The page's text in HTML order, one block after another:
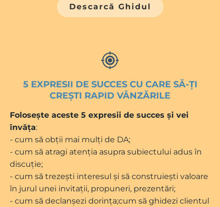
Descarcă Ghidul
5 EXPRESII DE SUCCES CU CARE SĂ-ȚI
CREȘTI RAPID VÂNZĂRILE
Folosește aceste 5 expresii de succes și vei
învăța:
- cum să obții mai mulți de DA;
- cum să atragi atenția asupra subiectului adus în
discuție;
- cum să trezești interesul și să construiești valoare
în jurul unei invitații, propuneri, prezentări;
- cum să declanșezi dorința;cum să ghidezi clientul